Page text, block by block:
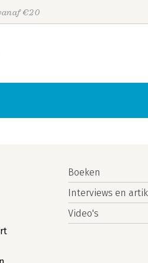
€20
Boeken
Interviews en
Video's
Personen